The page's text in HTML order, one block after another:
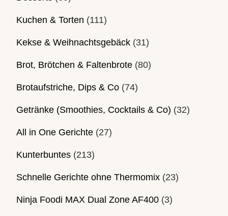
Kuchen & Torten (111)
Kekse & Weihnachtsgebäck (31)
Brot, Brötchen & Faltenbrote (80)
Brotaufstriche, Dips & Co (74)
Getränke (Smoothies, Cocktails & Co) (32)
All in One Gerichte (27)
Kunterbuntes (213)
Schnelle Gerichte ohne Thermomix (23)
Ninja Foodi MAX Dual Zone AF400 (3)